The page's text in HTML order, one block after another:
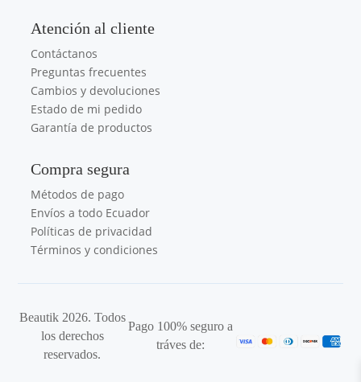
Atención al cliente
Contáctanos
Preguntas frecuentes
Cambios y devoluciones
Estado de mi pedido
Garantía de productos
Compra segura
Métodos de pago
Envíos a todo Ecuador
Políticas de privacidad
Términos y condiciones
Beautik 2026. Todos
los derechos
reservados.
Pago 100% seguro a
tráves de: